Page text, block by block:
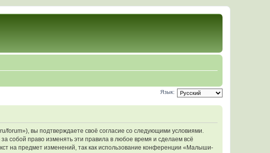
Язык:
вы подтверждаете своё согласие со следующими условиями.
собой право изменять эти правила в любое время и сделаем всё
на предмет изменений, так как использование конференции «Малыши-